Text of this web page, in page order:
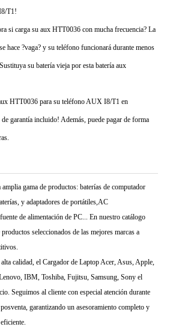
T1!
si carga su aux HTT0036 con mucha frecuencia? La
hace ?vaga? y su teléfono funcionará durante menos
su batería vieja por esta batería aux
HTT0036 para su teléfono AUX I8/T1 en
de garantía incluido! Además, puede pagar de forma
amplia gama de productos: baterías de computador
y adaptadores de portátiles,AC
de alimentación de PC... En nuestro catálogo
seleccionados de las mejores marcas a
calidad, el Cargador de Laptop Acer, Asus, Apple,
IBM, Toshiba, Fujitsu, Samsung, Sony el
Seguimos al cliente con especial atención durante
garantizando un asesoramiento completo y